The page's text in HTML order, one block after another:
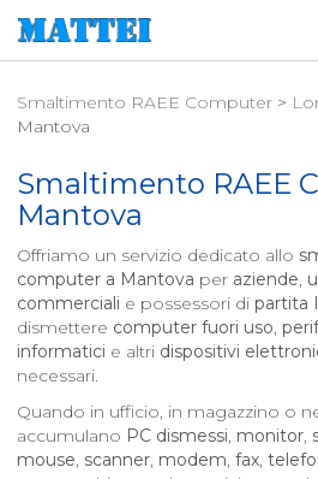
Smaltimento RAEE Computer >
Mantova
Smaltimento RAEE
Mantova
Offriamo un servizio dedicato allo
computer a Mantova per aziende,
commerciali e possessori di partita
dismettere computer fuori uso,
informatici e altri dispositivi
necessari.
Quando in ufficio, in magazzino o
accumulano PC dismessi, monitor,
mouse, scanner, modem, fax,